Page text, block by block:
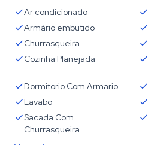
Ar condicionado
Armário embutido
Churrasqueira
Cozinha Planejada
Dormitorio Com Armario
Lavabo
Sacada Com
Churrasqueira